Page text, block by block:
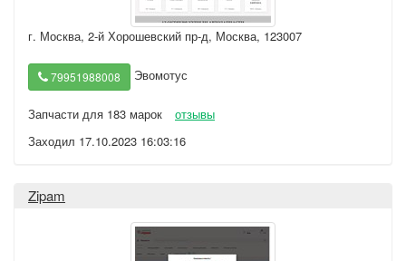
г. Москва, 2-й Хорошевский пр-д, Москва, 123007
79951988008 Эвомотус
Запчасти для 183 марок
отзывы
Заходил 17.10.2023 16:03:16
Zipam